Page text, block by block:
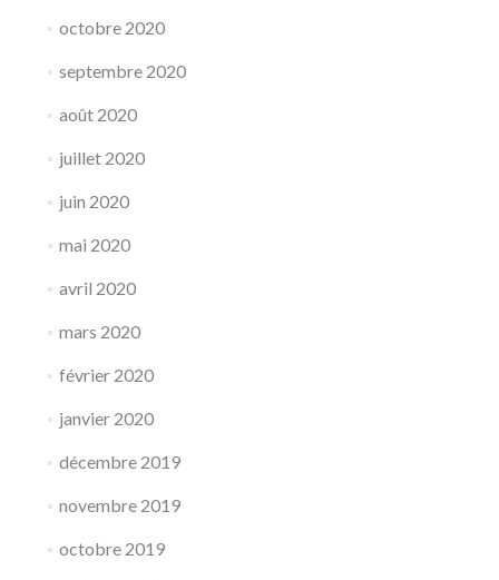
octobre 2020
septembre 2020
août 2020
juillet 2020
juin 2020
mai 2020
avril 2020
mars 2020
février 2020
janvier 2020
décembre 2019
novembre 2019
octobre 2019